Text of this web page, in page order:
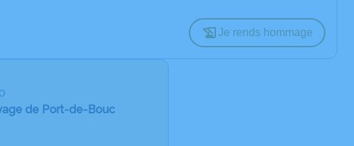
Je rends hommage
de Port-de-Bouc